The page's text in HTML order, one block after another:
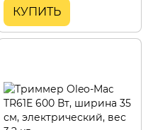
КУПИТЬ